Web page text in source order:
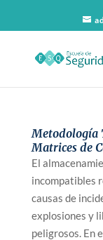
Metodología
Matrices de
El
incompatibles
causas de
explosiones y
peligrosos. En